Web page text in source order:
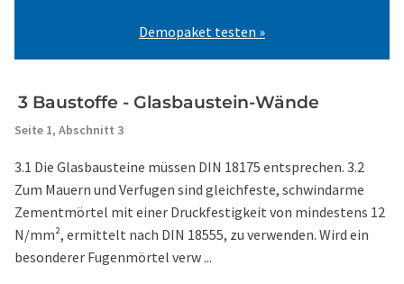
Demopaket testen »
3 Baustoffe - Glasbaustein-Wände
Seite 1, Abschnitt 3
3.1 Die Glasbausteine müssen DIN 18175 entsprechen. 3.2
Zum Mauern und Verfugen sind gleichfeste, schwindarme
Zementmörtel mit einer Druckfestigkeit von mindestens 12
N/mm², ermittelt nach DIN 18555, zu verwenden. Wird ein
besonderer Fugenmörtel verw ...